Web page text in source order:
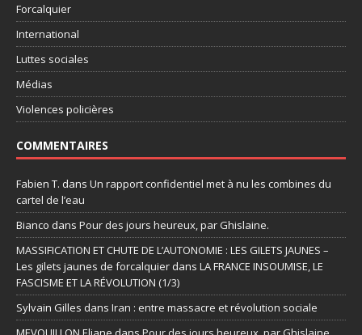
Forcalquier
International
Luttes sociales
Médias
Violences policières
COMMENTAIRES
Fabien T. dans Un rapport confidentiel met à nu les combines du
cartel de l’eau
Bianco dans Pour des jours heureux, par Ghislaine.
MASSIFICATION ET CHUTE DE L’AUTONOMIE : LES GILETS JAUNES –
Les gilets jaunes de forcalquier dans LA FRANCE INSOUMISE, LE
FASCISME ET LA RÉVOLUTION (1/3)
Sylvain Gilles dans Iran : entre massacre et révolution sociale